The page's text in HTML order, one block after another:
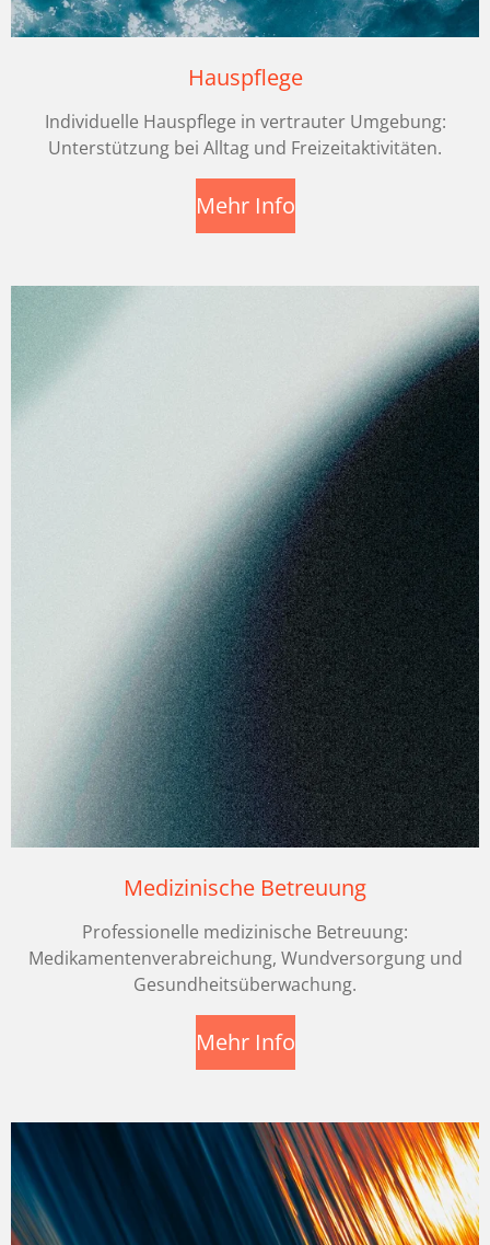
Hauspflege
Individuelle Hauspflege in vertrauter Umgebung:
Unterstützung bei Alltag und Freizeitaktivitäten.
Mehr Info
Medizinische Betreuung
Professionelle medizinische Betreuung:
Medikamentenverabreichung, Wundversorgung und
Gesundheitsüberwachung.
Mehr Info